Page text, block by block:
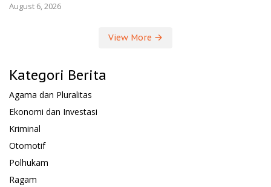
August 6, 2026
View More
Kategori Berita
Agama dan Pluralitas
Ekonomi dan Investasi
Kriminal
Otomotif
Polhukam
Ragam